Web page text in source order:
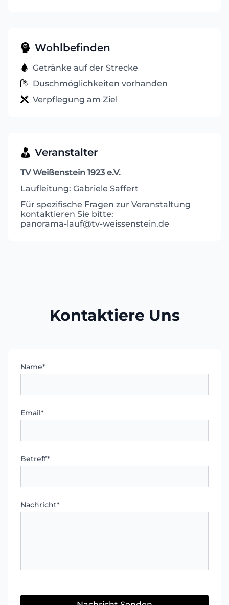
Wohlbefinden
Getränke auf der Strecke
Duschmöglichkeiten vorhanden
Verpflegung am Ziel
Veranstalter
TV Weißenstein 1923 e.V.
Laufleitung: Gabriele Saffert
Für spezifische Fragen zur Veranstaltung
kontaktieren Sie bitte:
panorama-lauf@tv-weissenstein.de
Kontaktiere Uns
Pflichtfeld
Name*
Pflichtfeld
Email*
Pflichtfeld
Betreff*
Pflichtfeld
Nachricht*